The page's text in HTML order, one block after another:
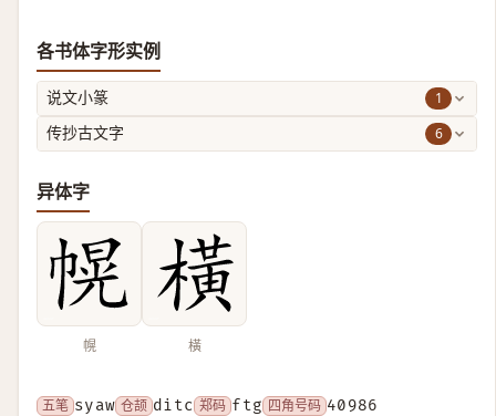
各书体字形实例
说文小篆 1
传抄古文字 6
异体字
幌 橫
五笔 syaw 仓颉 ditc 郑码 ftg 四角号码 40986